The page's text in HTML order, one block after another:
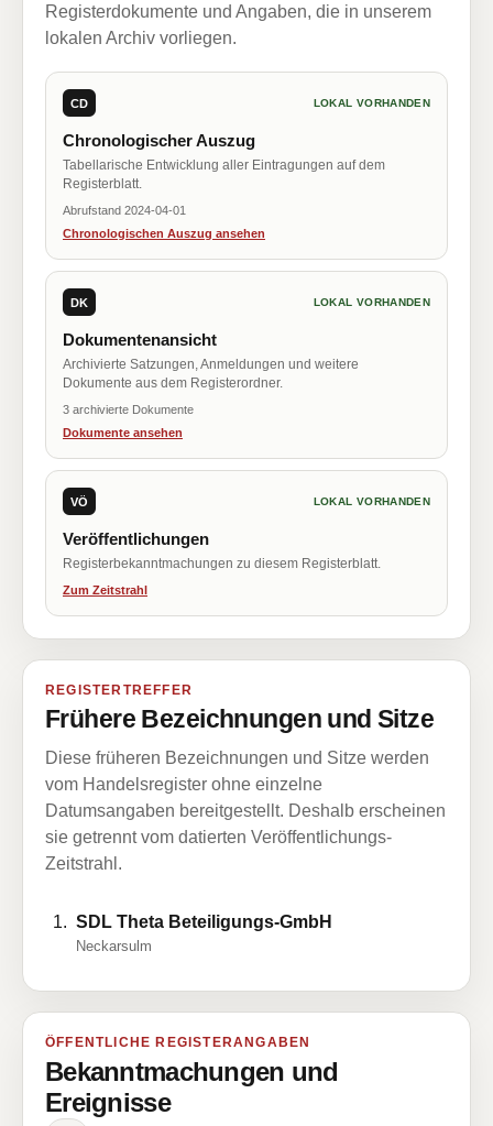
Registerdokumente und Angaben, die in unserem
lokalen Archiv vorliegen.
CD LOKAL VORHANDEN
Chronologischer Auszug
Tabellarische Entwicklung aller Eintragungen auf dem
Registerblatt.
Abrufstand 2024-04-01
Chronologischen Auszug ansehen
DK LOKAL VORHANDEN
Dokumentenansicht
Archivierte Satzungen, Anmeldungen und weitere
Dokumente aus dem Registerordner.
3 archivierte Dokumente
Dokumente ansehen
VÖ LOKAL VORHANDEN
Veröffentlichungen
Registerbekanntmachungen zu diesem Registerblatt.
Zum Zeitstrahl
REGISTERTREFFER
Frühere Bezeichnungen und Sitze
Diese früheren Bezeichnungen und Sitze werden
vom Handelsregister ohne einzelne
Datumsangaben bereitgestellt. Deshalb erscheinen
sie getrennt vom datierten Veröffentlichungs-
Zeitstrahl.
SDL Theta Beteiligungs-GmbH
Neckarsulm
ÖFFENTLICHE REGISTERANGABEN
Bekanntmachungen und
Ereignisse